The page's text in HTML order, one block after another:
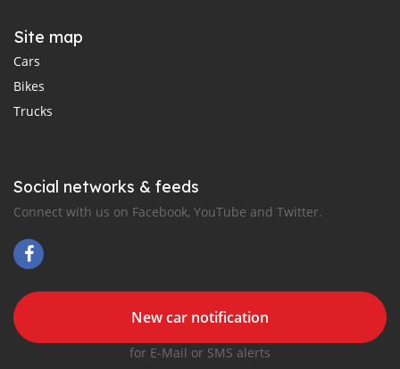
Site map
Cars
Bikes
Trucks
Social networks & feeds
Connect with us on Facebook, YouTube and Twitter.
New car notification
for E-Mail or SMS alerts